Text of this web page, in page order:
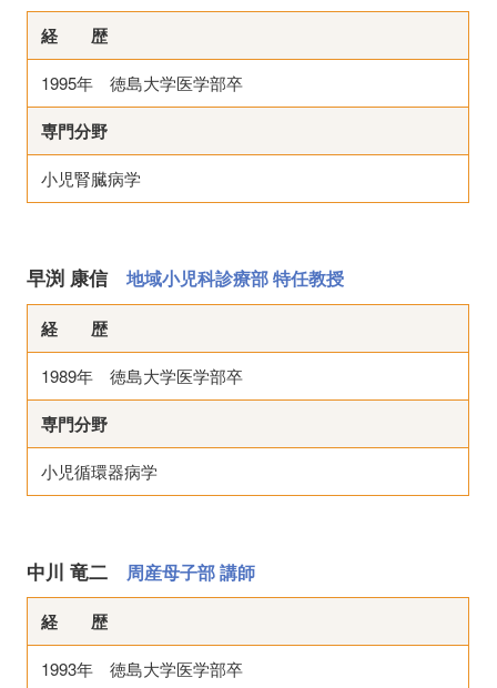
経 歴
1995年 徳島大学医学部卒
専門分野
小児腎臓病学
早渕 康信地域小児科診療部 特任教授
経 歴
1989年 徳島大学医学部卒
専門分野
小児循環器病学
中川 竜二 周産母子部 講師
経 歴
1993年 徳島大学医学部卒